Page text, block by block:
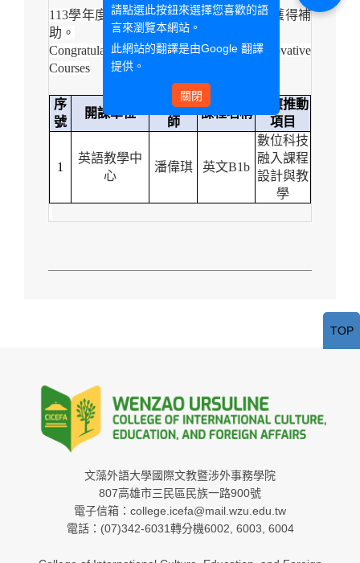
113學年度第1學期獎補助教學創新課程
獲得補
助。
Congratulations for being granted in Innovative
Courses
序
號
開課單位
授課教
師
課程名稱
對應推動
項目
1
英語教學中
心
潘偉琪 英文B1b
數位科技
融入課程
設計與教
學
文藻外語大學國際文教暨涉外事務學院
807高雄市三民區民族一路900號
電子信箱：college.icefa@mail.wzu.edu.tw
電話：(07)342-6031轉分機6002, 6003, 6004
TOP
請點選此按鈕來選擇您喜歡的語
言來瀏覽本網站。
此網站的翻譯是由Google 翻譯
提供。
關閉